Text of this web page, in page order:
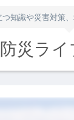
知識や災害対策
防災ラ